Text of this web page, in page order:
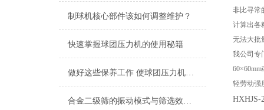
制球机核心部件该如何调整维护？
快速掌握球团压力机的使用秘籍
做好这些保养工作 使球团压力机发挥更大作用
合金二级筛的振动模式与筛选效果关系
非比寻常
计算出各
无法大批
我公司专
60×60mm
轻劳动强
HXHJS-